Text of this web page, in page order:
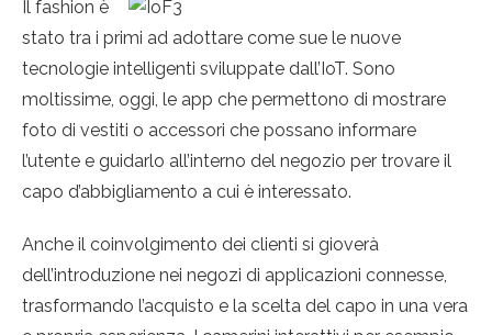
Il fashion è
stato tra i primi ad adottare come sue le nuove
tecnologie intelligenti sviluppate dall’IoT. Sono
moltissime, oggi, le app che permettono di mostrare
foto di vestiti o accessori che possano informare
l’utente e guidarlo all’interno del negozio per trovare il
capo d’abbigliamento a cui è interessato.
Anche il coinvolgimento dei clienti si gioverà
dell’introduzione nei negozi di applicazioni connesse,
trasformando l’acquisto e la scelta del capo in una vera